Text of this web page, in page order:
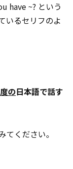
have ~? という
いるセリフのよ
の日本語で話す
てください。